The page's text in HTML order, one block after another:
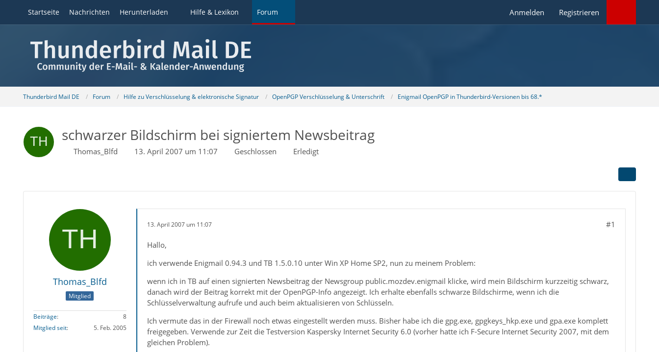
Startseite Nachrichten Herunterladen Hilfe & Lexikon Forum Anmelden Registrieren
Thunderbird Mail DE Forum Hilfe zu Verschlüsselung & elektronische Signatur OpenPGP Verschlüsselung & Unterschrift Enigmail OpenPGP in Thunderbird-Versionen bis 68.*
schwarzer Bildschirm bei signiertem Newsbeitrag
Thomas_Blfd 13. April 2007 um 11:07 Geschlossen Erledigt
Thomas_Blfd
Mitglied
Beiträge
8
Mitglied seit
5. Feb. 2005
13. April 2007 um 11:07 #1
Hallo,
ich verwende Enigmail 0.94.3 und TB 1.5.0.10 unter Win XP Home SP2, nun zu meinem Problem:
wenn ich in TB auf einen signierten Newsbeitrag der Newsgroup public.mozdev.enigmail klicke, wird mein Bildschirm kurzzeitig schwarz,
danach wird der Beitrag korrekt mit der OpenPGP-Info angezeigt. Ich erhalte ebenfalls schwarze Bildschirme, wenn ich die
Schlüsselverwaltung aufrufe und auch beim aktualisieren von Schlüsseln.
Ich vermute das in der Firewall noch etwas eingestellt werden muss. Bisher habe ich die gpg.exe, gpgkeys_hkp.exe und gpa.exe komplett
freigegeben. Verwende zur Zeit die Testversion Kaspersky Internet Security 6.0 (vorher hatte ich F-Secure Internet Security 2007, mit dem
gleichen Problem).